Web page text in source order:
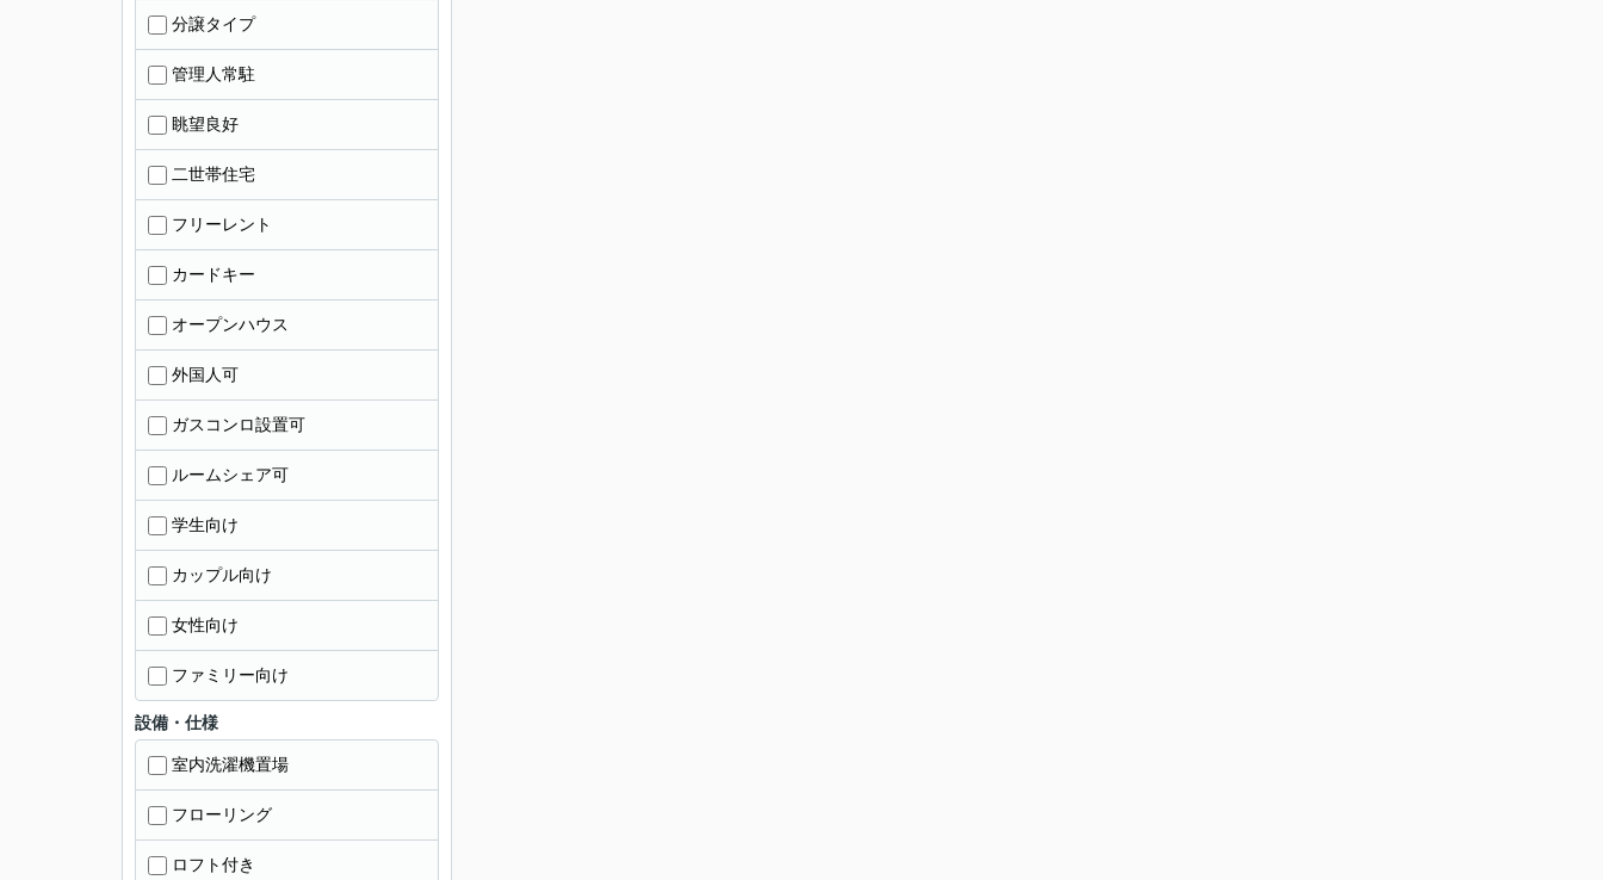
分譲タイプ
管理人常駐
眺望良好
二世帯住宅
フリーレント
カードキー
オープンハウス
外国人可
ガスコンロ設置可
ルームシェア可
学生向け
カップル向け
女性向け
ファミリー向け
設備・仕様
室内洗濯機置場
フローリング
ロフト付き